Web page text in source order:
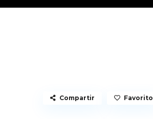
Compartir Favorito